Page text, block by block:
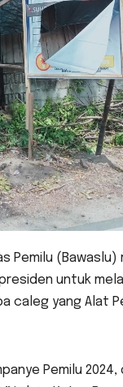
Pemilu
untuk
caleg yang Alat
Pemilu